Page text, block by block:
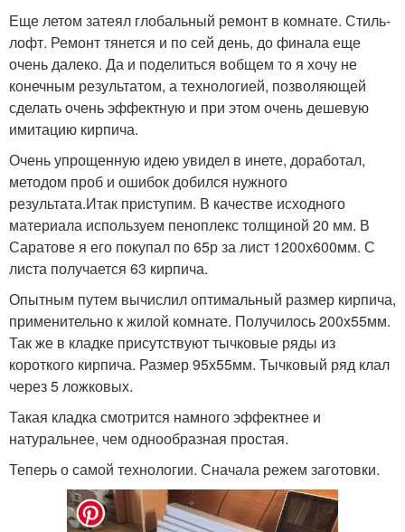
Еще летом затеял глобальный ремонт в комнате. Стиль-
лофт. Ремонт тянется и по сей день, до финала еще
очень далеко. Да и поделиться вобщем то я хочу не
конечным результатом, а технологией, позволяющей
сделать очень эффектную и при этом очень дешевую
имитацию кирпича.
Очень упрощенную идею увидел в инете, доработал,
методом проб и ошибок добился нужного
результата.Итак приступим. В качестве исходного
материала используем пеноплекс толщиной 20 мм. В
Саратове я его покупал по 65р за лист 1200х600мм. С
листа получается 63 кирпича.
Опытным путем вычислил оптимальный размер кирпича,
применительно к жилой комнате. Получилось 200х55мм.
Так же в кладке присутствуют тычковые ряды из
короткого кирпича. Размер 95х55мм. Тычковый ряд клал
через 5 ложковых.
Такая кладка смотрится намного эффектнее и
натуральнее, чем однообразная простая.
Теперь о самой технологии. Сначала режем заготовки.